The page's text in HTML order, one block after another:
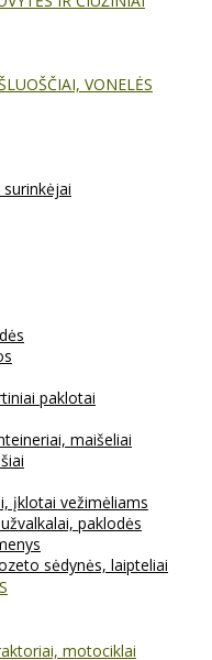
VONELĖS
paklotai
maišeliai
įklotai vežimėliams
paklodės
sėdynės, laipteliai
motociklai